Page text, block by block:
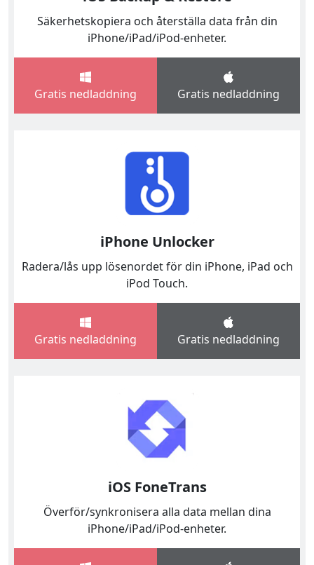
Säkerhetskopiera och återställa data från din
iPhone/iPad/iPod-enheter.
Gratis nedladdning Gratis nedladdning
iPhone Unlocker
Radera/lås upp lösenordet för din iPhone, iPad och
iPod Touch.
Gratis nedladdning Gratis nedladdning
iOS FoneTrans
Överför/synkronisera alla data mellan dina
iPhone/iPad/iPod-enheter.